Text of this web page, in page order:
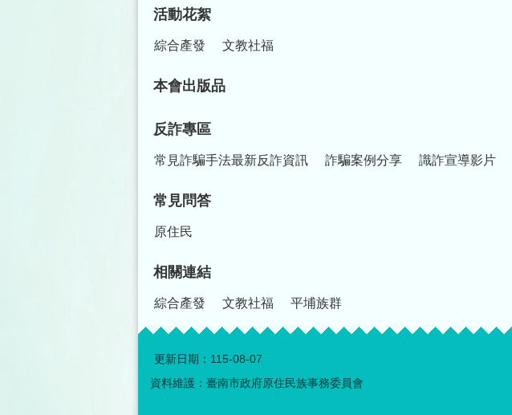
活動花絮
綜合產發 文教社福
本會出版品
反詐專區
常見詐騙手法最新反詐資訊 詐騙案例分享 識詐宣導影片
常見問答
原住民
相關連結
綜合產發 文教社福 平埔族群
更新日期： 115-08-07
資料維護：臺南市政府原住民族事務委員會